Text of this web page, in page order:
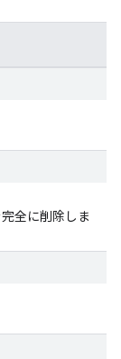
全に削除しま